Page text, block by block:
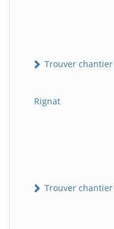
Trouver
Rignat
Trouver